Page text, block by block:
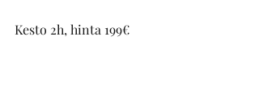
Kesto 2h, hinta 199€